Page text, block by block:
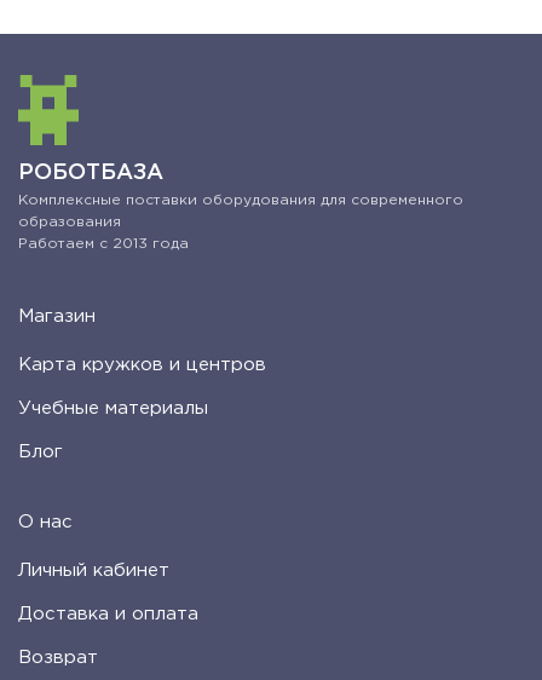
РОБОТБАЗА
Комплексные поставки оборудования для современного
образования
Работаем с 2013 года
Магазин
Карта кружков и центров
Учебные материалы
Блог
О нас
Личный кабинет
Доставка и оплата
Возврат